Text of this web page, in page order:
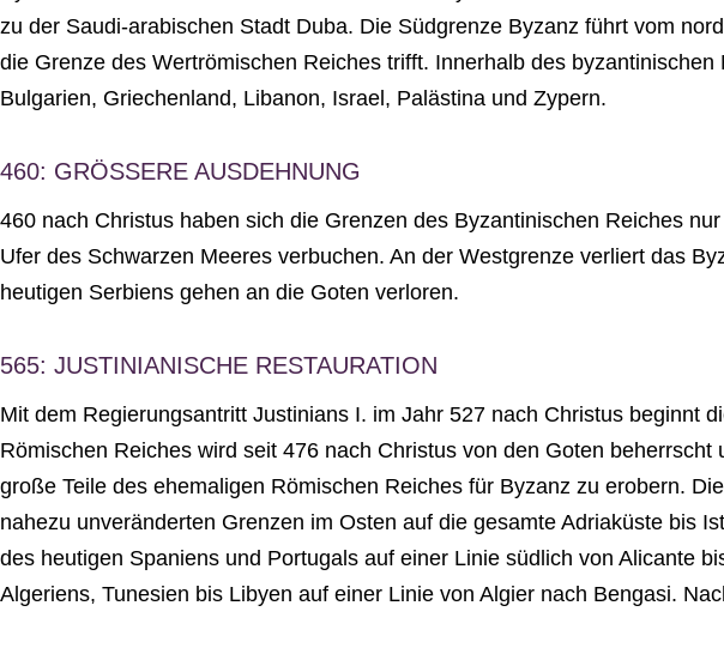
zu der Saudi-arabischen Stadt Duba. Die Südgrenze Byzanz führt vom
die Grenze des Wertrömischen Reiches trifft. Innerhalb des
Bulgarien, Griechenland, Libanon, Israel, Palästina und Zypern.
460: GRÖSSERE AUSDEHNUNG
460 nach Christus haben sich die Grenzen des Byzantinischen Reiches
Ufer des Schwarzen Meeres verbuchen. An der Westgrenze verliert das
heutigen Serbiens gehen an die Goten verloren.
565: JUSTINIANISCHE RESTAURATION
Mit dem Regierungsantritt Justinians I. im Jahr 527 nach Christus beginnt
Römischen Reiches wird seit 476 nach Christus von den Goten
große Teile des ehemaligen Römischen Reiches für Byzanz zu erobern.
nahezu unveränderten Grenzen im Osten auf die gesamte Adriaküste bis
des heutigen Spaniens und Portugals auf einer Linie südlich von Alicante
Algeriens, Tunesien bis Libyen auf einer Linie von Algier nach Bengasi.